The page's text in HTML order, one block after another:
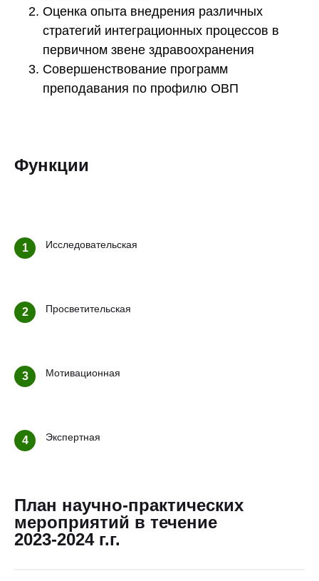
Оценка опыта внедрения различных
стратегий интеграционных процессов в
первичном звене здравоохранения
Совершенствование программ
преподавания по профилю ОВП
Функции
1 Исследовательская
2 Просветительская
3 Мотивационная
4 Экспертная
План научно-практических
мероприятий в течение
2023-2024 г.г.